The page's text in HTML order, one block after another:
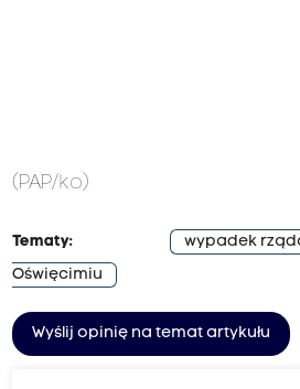
(PAP/ko)
Tematy:
wypadek
Oświęcimiu
Wyślij opinię na temat artykułu